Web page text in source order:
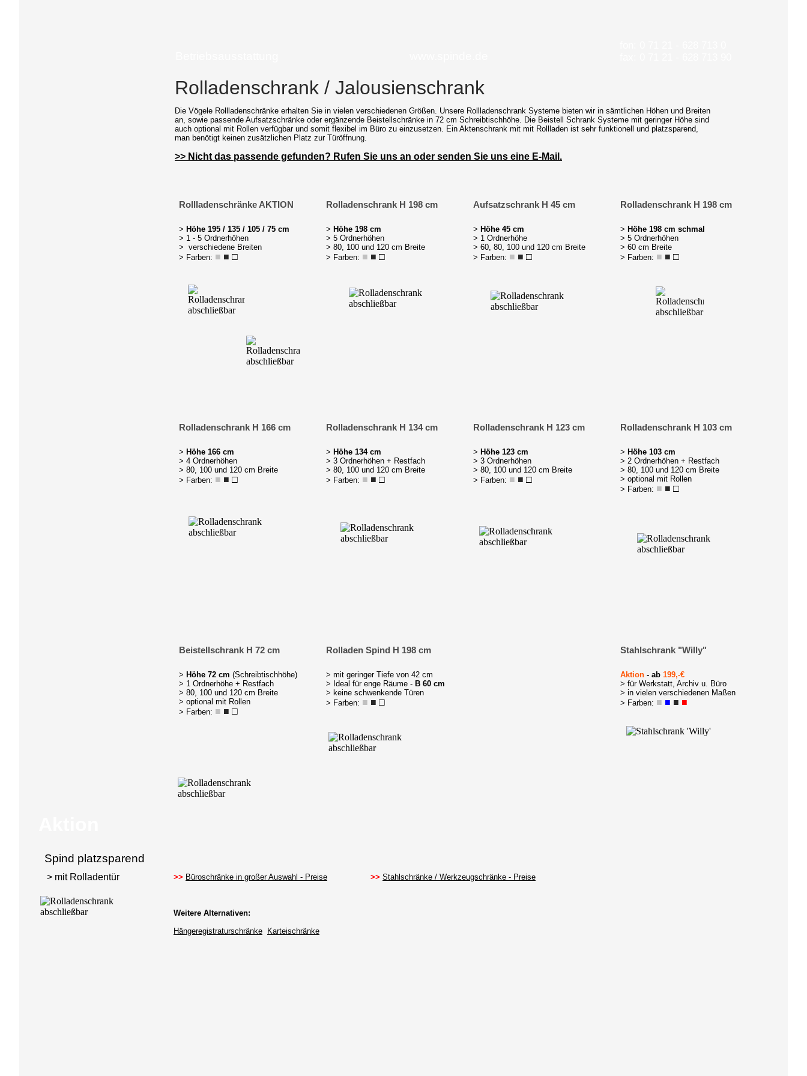
Rolladenschrank / Jalousienschrank
Die Vögele Rollladenschränke erhalten Sie in vielen verschiedenen Größen. Unsere Rollladenschrank Systeme bieten wir in sämtlichen Höhen und Breiten
an, sowie passende Aufsatzschränke oder ergänzende Beistellschränke in 72 cm Schreibtischhöhe. Die Beistell Schrank Systeme mit geringer Höhe sind
auch optional mit Rollen verfügbar und somit flexibel im Büro zu einzusetzen. Ein Aktenschrank mit mit Rollladen ist sehr funktionell und platzsparend,
man benötigt keinen zusätzlichen Platz zur Türöffnung.
>> Nicht das passende gefunden? Rufen Sie uns an oder senden Sie uns eine E-Mail.
> Höhe 195 / 135 / 105 / 75 cm
> 1 - 5 Ordnerhöhen
> verschiedene Breiten
> Farben: ■ ■ □
Rollladenschränke AKTION
> Höhe 198 cm
> 5 Ordnerhöhen
> 80, 100 und 120 cm Breite
> Farben: ■ ■ □
Rolladenschrank H 198 cm
> Höhe 45 cm
> 1 Ordnerhöhe
> 60, 80, 100 und 120 cm Breite
> Farben: ■ ■ □
Aufsatzschrank H 45 cm
> Höhe 198 cm schmal
> 5 Ordnerhöhen
> 60 cm Breite
> Farben: ■ ■ □
Rolladenschrank H 198 cm
> Höhe 166 cm
> 4 Ordnerhöhen
> 80, 100 und 120 cm Breite
> Farben: ■ ■ □
Rolladenschrank H 166 cm
> Höhe 134 cm
> 3 Ordnerhöhen + Restfach
> 80, 100 und 120 cm Breite
> Farben: ■ ■ □
Rolladenschrank H 134 cm
> Höhe 123 cm
> 3 Ordnerhöhen
> 80, 100 und 120 cm Breite
> Farben: ■ ■ □
Rolladenschrank H 123 cm
> Höhe 103 cm
> 2 Ordnerhöhen + Restfach
> 80, 100 und 120 cm Breite
> optional mit Rollen
> Farben: ■ ■ □
Rolladenschrank H 103 cm
> Höhe 72 cm (Schreibtischhöhe)
> 1 Ordnerhöhe + Restfach
> 80, 100 und 120 cm Breite
> optional mit Rollen
> Farben: ■ ■ □
Beistellschrank H 72 cm
> mit geringer Tiefe von 42 cm
> Ideal für enge Räume - B 60 cm
> keine schwenkende Türen
> Farben: ■ ■ □
Rolladen Spind H 198 cm
Aktion - ab 199,-€
> für Werkstatt, Archiv u. Büro
> in vielen verschiedenen Maßen
> Farben: ■ ■ ■ ■
Stahlschrank "Willy"
>> Büroschränke in großer Auswahl - Preise >> Stahlschränke / Werkzeugschränke - Preise
Weitere Alternativen:
Hängeregistraturschränke
Karteischränke
Spind platzsparend
> mit Rolladentür